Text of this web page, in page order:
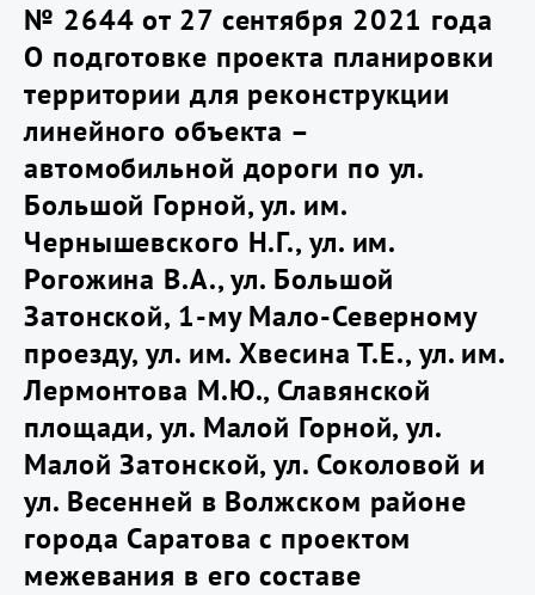
№ 2644 от 27 сентября 2021 года
О подготовке проекта планировки
территории для реконструкции
линейного объекта –
автомобильной дороги по ул.
Большой Горной, ул. им.
Чернышевского Н.Г., ул. им.
Рогожина В.А., ул. Большой
Затонской, 1-му Мало-Северному
проезду, ул. им. Хвесина Т.Е., ул. им.
Лермонтова М.Ю., Славянской
площади, ул. Малой Горной, ул.
Малой Затонской, ул. Соколовой и
ул. Весенней в Волжском районе
города Саратова с проектом
межевания в его составе